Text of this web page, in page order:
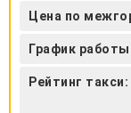
Цена по
График
Рейтинг такси: